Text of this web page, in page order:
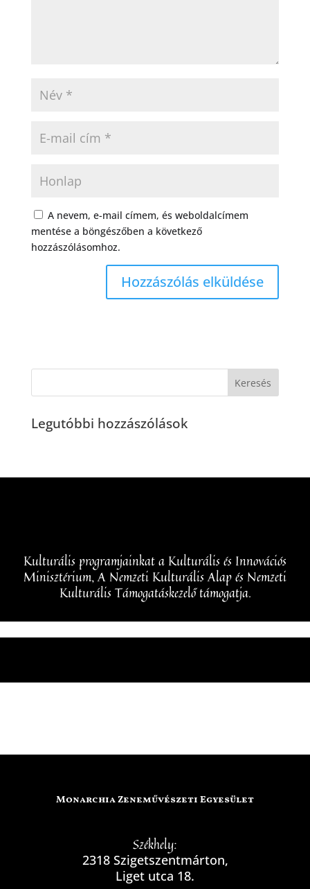
A nevem, e-mail címem, és weboldalcímem
mentése a böngészőben a következő
hozzászólásomhoz.
Legutóbbi hozzászólások
Kulturális programjainkat a Kulturális és Innovációs
Minisztérium, A Nemzeti Kulturális Alap és Nemzeti
Kulturális Támogatáskezelő támogatja.
Monarchia Zeneművészeti Egyesület
Székhely:
2318 Szigetszentmárton,
Liget utca 18.